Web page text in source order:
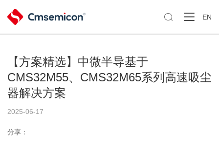
 EN
【方案精选】中微半导基于
CMS32M55、CMS32M65系列高速吸尘
器解决方案
2025-06-17
分享：